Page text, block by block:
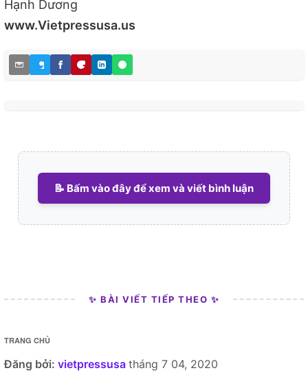
Hạnh Dương
www.Vietpressusa.us
📝 Bấm vào đây để xem và viết bình luận
✨ BÀI VIẾT TIẾP THEO ✨
TRANG CHỦ
Đăng bởi: vietpressusa tháng 7 04, 2020